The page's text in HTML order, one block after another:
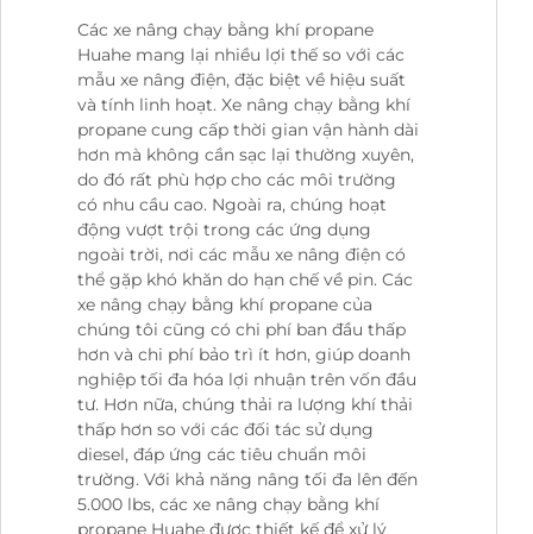
Các xe nâng chạy bằng khí propane
Huahe mang lại nhiều lợi thế so với các
mẫu xe nâng điện, đặc biệt về hiệu suất
và tính linh hoạt. Xe nâng chạy bằng khí
propane cung cấp thời gian vận hành dài
hơn mà không cần sạc lại thường xuyên,
do đó rất phù hợp cho các môi trường
có nhu cầu cao. Ngoài ra, chúng hoạt
động vượt trội trong các ứng dụng
ngoài trời, nơi các mẫu xe nâng điện có
thể gặp khó khăn do hạn chế về pin. Các
xe nâng chạy bằng khí propane của
chúng tôi cũng có chi phí ban đầu thấp
hơn và chi phí bảo trì ít hơn, giúp doanh
nghiệp tối đa hóa lợi nhuận trên vốn đầu
tư. Hơn nữa, chúng thải ra lượng khí thải
thấp hơn so với các đối tác sử dụng
diesel, đáp ứng các tiêu chuẩn môi
trường. Với khả năng nâng tối đa lên đến
5.000 lbs, các xe nâng chạy bằng khí
propane Huahe được thiết kế để xử lý